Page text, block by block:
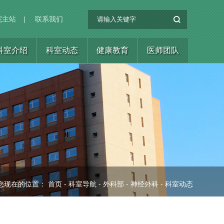
主站 | 联系我们
室介绍 科室动态 健康教育 医师团队
现在的位置： 首页 - 科室导航 - 外科部 - 神经外科 - 科室动态